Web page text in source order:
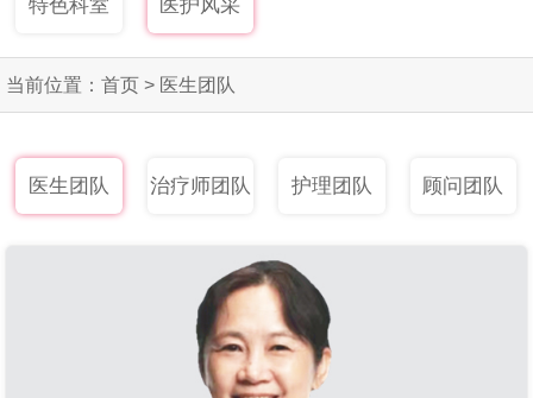
特色科室 医护风采
当前位置： 首页 > 医生团队
医生团队 治疗师团队 护理团队 顾问团队